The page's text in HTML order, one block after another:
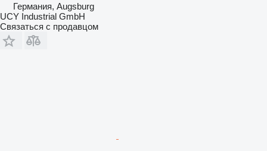
Германия, Augsburg
UCY Industrial GmbH
Связаться с продавцом